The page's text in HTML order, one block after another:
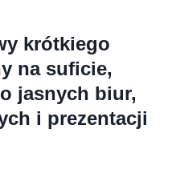
krótkiego
na suficie,
jasnych biur,
i prezentacji